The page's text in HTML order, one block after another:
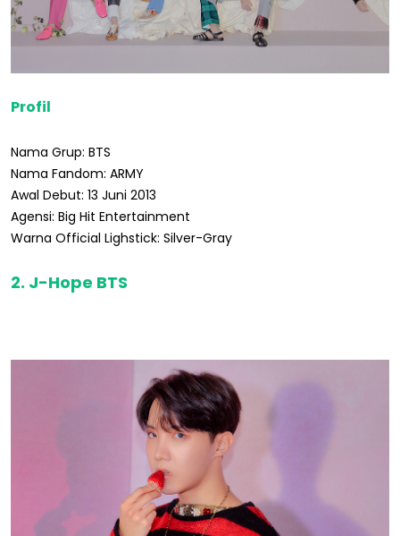
Profil
Nama Grup: BTS
Nama Fandom: ARMY
Awal Debut: 13 Juni 2013
Agensi: Big Hit Entertainment
Warna Official Lighstick: Silver-Gray
2. J-Hope BTS